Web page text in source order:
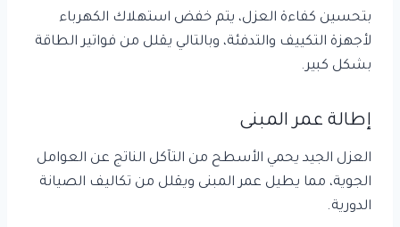
بتحسين كفاءة العزل، يتم خفض استهلاك الكهرباء
لأجهزة التكييف والتدفئة، وبالتالي يقلل من فواتير الطاقة
بشكل كبير.
إطالة عمر المبنى
العزل الجيد يحمي الأسطح من التآكل الناتج عن العوامل
الجوية، مما يطيل عمر المبنى ويقلل من تكاليف الصيانة
الدورية.